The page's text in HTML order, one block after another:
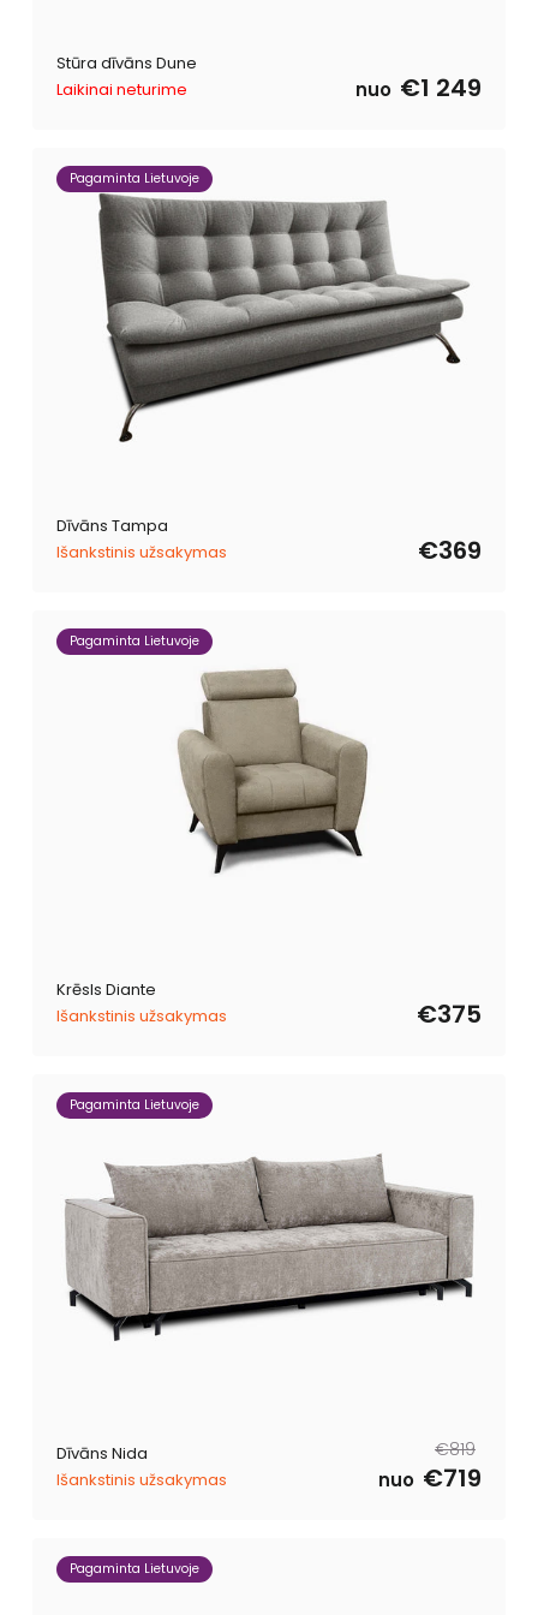
Stūra dīvāns Dune
Laikinai neturime
nuo €1 249
Pagaminta Lietuvoje
Dīvāns Tampa
Išankstinis užsakymas
€369
Pagaminta Lietuvoje
Krēsls Diante
Išankstinis užsakymas
€375
Pagaminta Lietuvoje
Dīvāns Nida
Išankstinis užsakymas
Parastā
cena
€819
Pārdošanas
cena
nuo €719
Pagaminta Lietuvoje